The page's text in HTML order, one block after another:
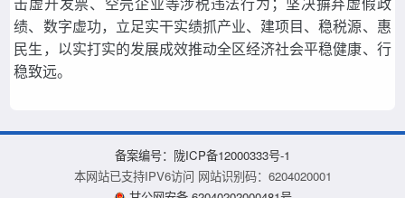
绩、 数字虚功，立足实干实绩抓产业、建项目、稳税源、惠
民生，以实打实的发展成效推动全区经济社会平稳健康、行
稳致远。
备案编号：陇ICP备12000333号-1
本网站已支持IPV6访问 网站识别码：6204020001